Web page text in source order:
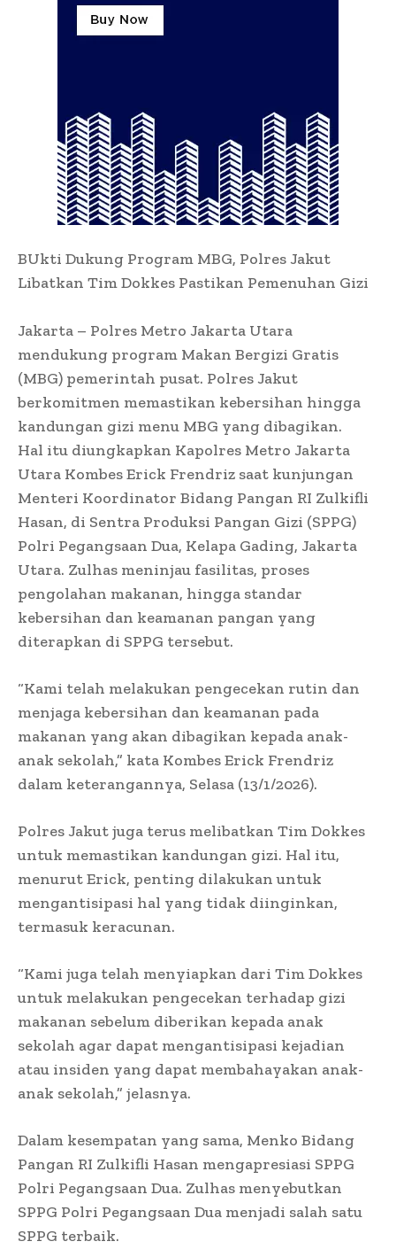
BUkti Dukung Program MBG, Polres Jakut
Libatkan Tim Dokkes Pastikan Pemenuhan Gizi
Jakarta – Polres Metro Jakarta Utara
mendukung program Makan Bergizi Gratis
(MBG) pemerintah pusat. Polres Jakut
berkomitmen memastikan kebersihan hingga
kandungan gizi menu MBG yang dibagikan.
Hal itu diungkapkan Kapolres Metro Jakarta
Utara Kombes Erick Frendriz saat kunjungan
Menteri Koordinator Bidang Pangan RI Zulkifli
Hasan, di Sentra Produksi Pangan Gizi (SPPG)
Polri Pegangsaan Dua, Kelapa Gading, Jakarta
Utara. Zulhas meninjau fasilitas, proses
pengolahan makanan, hingga standar
kebersihan dan keamanan pangan yang
diterapkan di SPPG tersebut.
“Kami telah melakukan pengecekan rutin dan
menjaga kebersihan dan keamanan pada
makanan yang akan dibagikan kepada anak-
anak sekolah,” kata Kombes Erick Frendriz
dalam keterangannya, Selasa (13/1/2026).
Polres Jakut juga terus melibatkan Tim Dokkes
untuk memastikan kandungan gizi. Hal itu,
menurut Erick, penting dilakukan untuk
mengantisipasi hal yang tidak diinginkan,
termasuk keracunan.
“Kami juga telah menyiapkan dari Tim Dokkes
untuk melakukan pengecekan terhadap gizi
makanan sebelum diberikan kepada anak
sekolah agar dapat mengantisipasi kejadian
atau insiden yang dapat membahayakan anak-
anak sekolah,” jelasnya.
Dalam kesempatan yang sama, Menko Bidang
Pangan RI Zulkifli Hasan mengapresiasi SPPG
Polri Pegangsaan Dua. Zulhas menyebutkan
SPPG Polri Pegangsaan Dua menjadi salah satu
SPPG terbaik.